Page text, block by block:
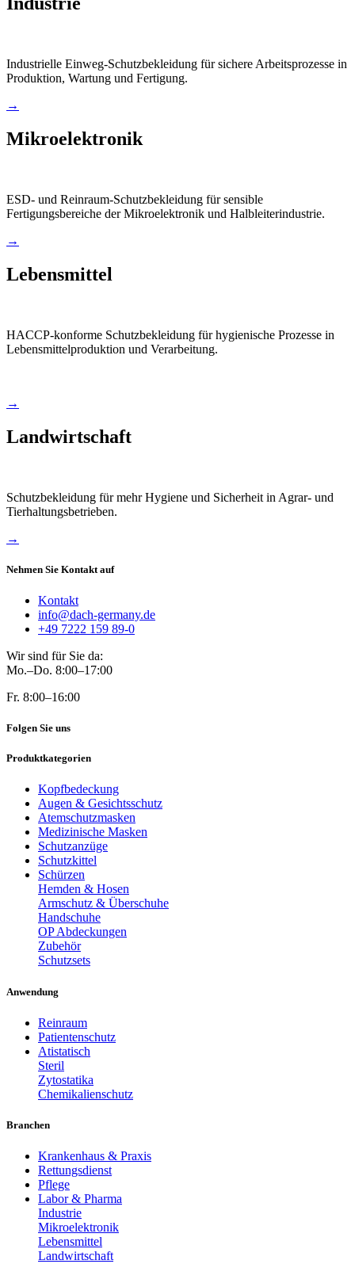
Industrielle Einweg-Schutzbekleidung für sichere Arbeitsprozesse in
Produktion, Wartung und Fertigung.
→
Mikroelektronik
ESD- und Reinraum-Schutzbekleidung für sensible
Fertigungsbereiche der Mikroelektronik und Halbleiterindustrie.
→
Lebensmittel
HACCP-konforme Schutzbekleidung für hygienische Prozesse in
Lebensmittelproduktion und Verarbeitung.
→
Landwirtschaft
Schutzbekleidung für mehr Hygiene und Sicherheit in Agrar- und
Tierhaltungsbetrieben.
→
Nehmen Sie Kontakt auf
Kontakt
info@dach-germany.de
+49 7222 159 89-0
Wir sind für Sie da:
Mo.–Do. 8:00–17:00
Fr. 8:00–16:00
Folgen Sie uns
Produktkategorien
Kopfbedeckung
Augen & Gesichtsschutz
Atemschutzmasken
Medizinische Masken
Schutzanzüge
Schutzkittel
Schürzen
Hemden & Hosen
Armschutz & Überschuhe
Handschuhe
OP Abdeckungen
Zubehör
Schutzsets
Anwendung
Reinraum
Patientenschutz
Atistatisch
Steril
Zytostatika
Chemikalienschutz
Branchen
Krankenhaus & Praxis
Rettungsdienst
Pflege
Labor & Pharma
Industrie
Mikroelektronik
Lebensmittel
Landwirtschaft